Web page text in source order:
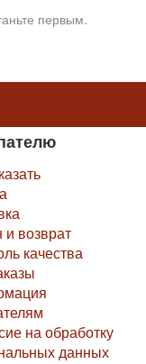
первым.
возврат
качества
на обработку
данных